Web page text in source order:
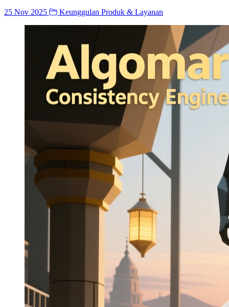
25 Nov 2025
Keunggulan Produk & Layanan